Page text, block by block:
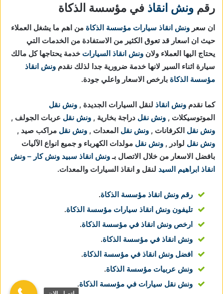
رقم ونش انقاذ في مؤسسة الذكاة
ان سعر ونش انقاذ سيارات مؤسسة الذكاة من اهم ما يشغل العملاء
حيث ان اسعار قد تعوق الكثير من الاستفادة من الخدمات التي
يحتاج اليها العملاء ولان ونش انقاذ السيارات خدمة يحتاجها كل مالك
سيارة اثناء السير لانها خدمة ضرورية جدا لذلك نقدم ونش انقاذ
مؤسسة الذكاة بارخص الاسعار واعلي جودة.
كما نقدم ونش انقاذ لنقل السيارات الجديدة , ونش نقل
الموتوسيكلات , ونش نقل دراجة بخارية , ونش نقل عربات الجولف ,
ونش نقل الكرفانات , ونش نقل المعدات , ونش نقل مراكب صيد ,
ونش نقل لوادر , ونش نقل مولدات الكهرباء و جميع انواع الآليات
بافضل الاسعار من خلال الاتصال بـونش انقاذ سبيد ونش كار – ونش
انقاذ ابراهيم السيد لنقل و انقاذ السيارات والمعدات.
رقم ونش انقاذ مؤسسة الذكاة.
تليفون ونش انقاذ سيارات مؤسسة الذكاة.
ارخص ونش انقاذ في مؤسسة الذكاة.
ونش انقاذ في مؤسسة الذكاة.
افضل ونش انقاذ في مؤسسة الذكاة.
ونش عربيات مؤسسة الذكاة.
ونش نقل سيارات في مؤسسة الذكاة.